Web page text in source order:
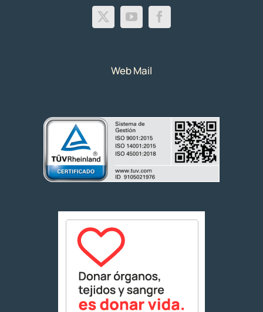
Web Mail